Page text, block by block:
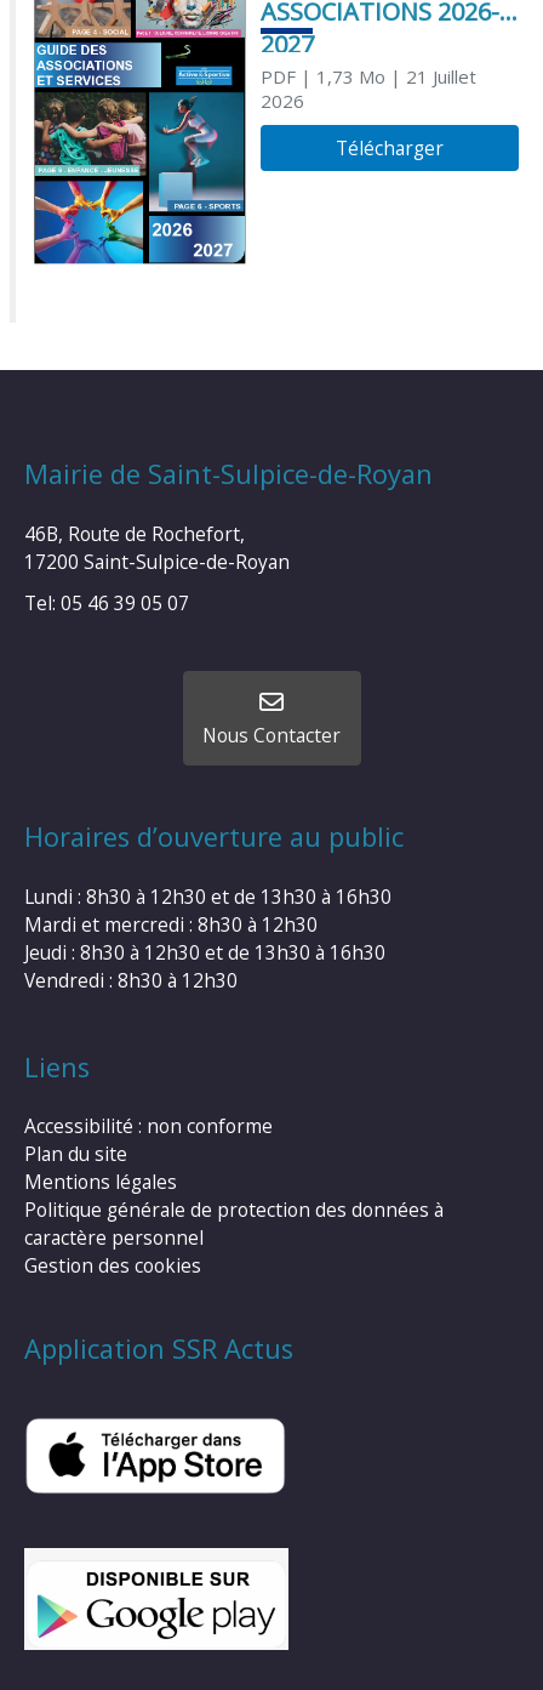
ASSOCIATIONS 2026-
2027
PDF| 1,73 Mo | 21 Juillet
2026
Télécharger
Mairie de Saint-Sulpice-de-Royan
46B, Route de Rochefort,
17200 Saint-Sulpice-de-Royan
Tel: 05 46 39 05 07
Nous Contacter
Horaires d’ouverture au public
Lundi : 8h30 à 12h30 et de 13h30 à 16h30
Mardi et mercredi : 8h30 à 12h30
Jeudi : 8h30 à 12h30 et de 13h30 à 16h30
Vendredi : 8h30 à 12h30
Liens
Accessibilité : non conforme
Plan du site
Mentions légales
Politique générale de protection des données à
caractère personnel
Gestion des cookies
Application SSR Actus